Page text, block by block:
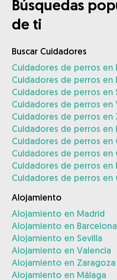
Búsquedas
de ti
Buscar Cuidadores
Cuidadores de perros en
Cuidadores de perros en
Cuidadores de perros en
Cuidadores de perros en
Cuidadores de perros en
Cuidadores de perros en
Cuidadores de perros en
Cuidadores de perros en
Cuidadores de perros en
Cuidadores de perros en
Alojamiento
Alojamiento en Madrid
Alojamiento en Barcelona
Alojamiento en Sevilla
Alojamiento en Valencia
Alojamiento en Zaragoza
Alojamiento en Málaga